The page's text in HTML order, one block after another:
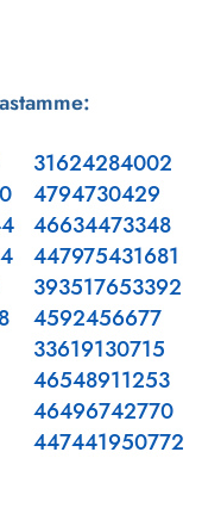
31624284002
4794730429
46634473348
447975431681
393517653392
4592456677
33619130715
46548911253
46496742770
447441950772